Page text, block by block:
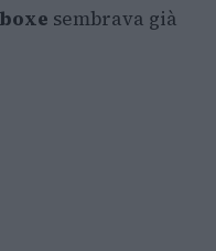
boxe sembrava già